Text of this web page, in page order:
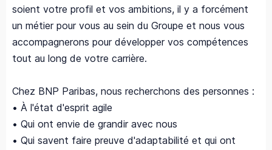
soient votre profil et vos ambitions, il y a forcément
un métier pour vous au sein du Groupe et nous vous
accompagnerons pour développer vos compétences
tout au long de votre carrière.
Chez BNP Paribas, nous recherchons des personnes :
• À l'état d'esprit agile
• Qui ont envie de grandir avec nous
• Qui savent faire preuve d'adaptabilité et qui ont